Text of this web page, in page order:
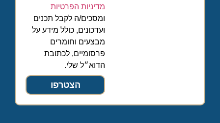
מדיניות הפרטיות
ומסכים/ה לקבל תכנים
ועדכונים, כולל מידע על
מבצעים וחומרים
פרסומיים, לכתובת
הדוא״ל שלי.
הצטרפו